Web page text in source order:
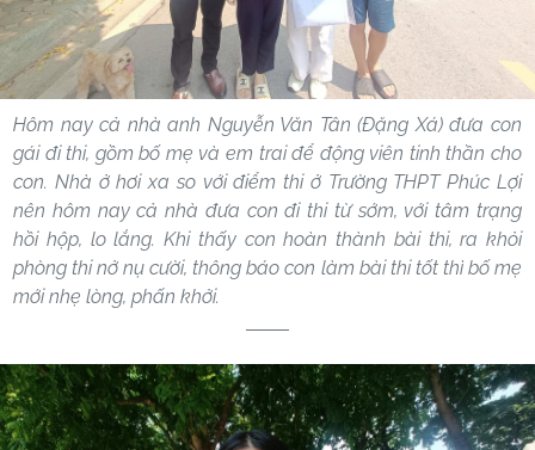
Hôm nay cả nhà anh Nguyễn Văn Tân (Đặng Xá) đưa con
gái đi thi, gồm bố mẹ và em trai để động viên tinh thần cho
con. Nhà ở hơi xa so với điểm thi ở Trường THPT Phúc Lợi
nên hôm nay cả nhà đưa con đi thi từ sớm, với tâm trạng
hồi hộp, lo lắng. Khi thấy con hoàn thành bài thi, ra khỏi
phòng thi nở nụ cười, thông báo con làm bài thi tốt thì bố mẹ
mới nhẹ lòng, phấn khởi.